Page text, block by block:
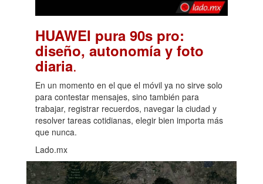
HUAWEI pura 90s pro:
diseño, autonomía y foto
diaria.
En un momento en el que el móvil ya no sirve solo
para contestar mensajes, sino también para
trabajar, registrar recuerdos, navegar la ciudad y
resolver tareas cotidianas, elegir bien importa más
que nunca.
Lado.mx